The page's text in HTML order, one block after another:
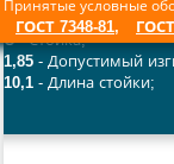
Принятые условные
ГОСТ 7348-81,
C- Стойка;
1,85 - Допустимый
10,1 - Длина стойки;